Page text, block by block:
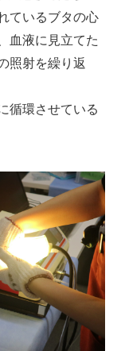
ているブタの心
血液に見立てた
照射を繰り返
循環させている